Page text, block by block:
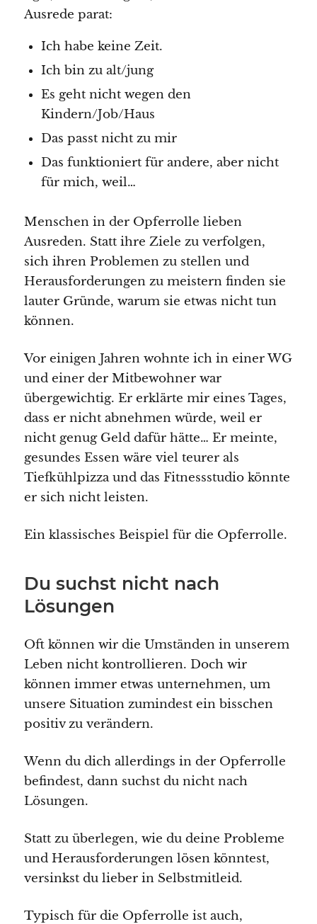
Ausrede parat:
Ich habe keine Zeit.
Ich bin zu alt/jung
Es geht nicht wegen den
Kindern/Job/Haus
Das passt nicht zu mir
Das funktioniert für andere, aber nicht
für mich, weil…
Menschen in der Opferrolle lieben
Ausreden. Statt ihre Ziele zu verfolgen,
sich ihren Problemen zu stellen und
Herausforderungen zu meistern finden sie
lauter Gründe, warum sie etwas nicht tun
können.
Vor einigen Jahren wohnte ich in einer WG
und einer der Mitbewohner war
übergewichtig. Er erklärte mir eines Tages,
dass er nicht abnehmen würde, weil er
nicht genug Geld dafür hätte… Er meinte,
gesundes Essen wäre viel teurer als
Tiefkühlpizza und das Fitnessstudio könnte
er sich nicht leisten.
Ein klassisches Beispiel für die Opferrolle.
Du suchst nicht nach
Lösungen
Oft können wir die Umständen in unserem
Leben nicht kontrollieren. Doch wir
können immer etwas unternehmen, um
unsere Situation zumindest ein bisschen
positiv zu verändern.
Wenn du dich allerdings in der Opferrolle
befindest, dann suchst du nicht nach
Lösungen.
Statt zu überlegen, wie du deine Probleme
und Herausforderungen lösen könntest,
versinkst du lieber in Selbstmitleid.
Typisch für die Opferrolle ist auch,